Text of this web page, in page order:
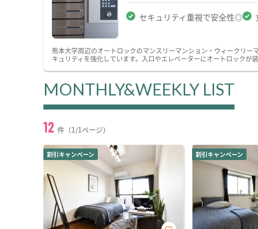
セキュリティ重視で安全性◎
熊本大学周辺のオートロックのマンスリーマンション・ウィークリ
キュリティを強化しています。入口やエレベーターにオートロックが
MONTHLY&WEEKLY LIST
12 件（1/1ページ）
割引キャンペーン 割引キャンペーン